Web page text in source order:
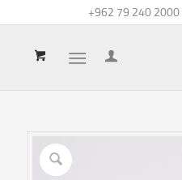
+962 79 240 2000